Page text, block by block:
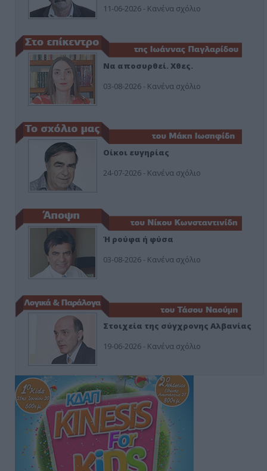
11-06-2026 - Κανένα σχόλιο
Να αποσυρθεί. Χθες.
03-08-2026 - Κανένα σχόλιο
Οίκοι ευγηρίας
24-07-2026 - Κανένα σχόλιο
Ή ρούφα ή φύσα
03-08-2026 - Κανένα σχόλιο
Στοιχεία της σύγχρονης Αλβανίας
19-06-2026 - Κανένα σχόλιο